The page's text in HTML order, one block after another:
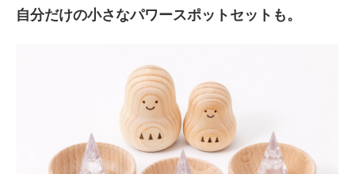
自分だけの小さなパワースポットセットも。